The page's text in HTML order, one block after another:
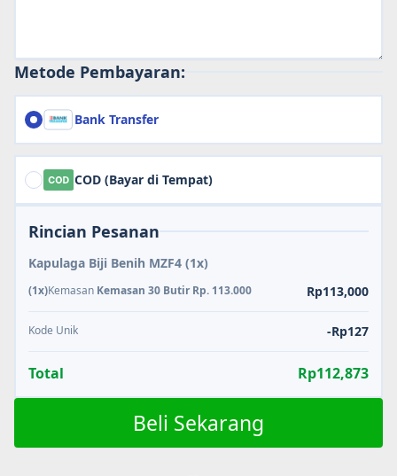
Metode Pembayaran:
Bank Transfer
COD (Bayar di Tempat)
Rincian Pesanan
Kapulaga Biji Benih MZF4 (1x)
(1x)Kemasan Kemasan 30 Butir Rp. 113.000 Rp113,000
Kode Unik -Rp127
Total Rp112,873
Beli Sekarang